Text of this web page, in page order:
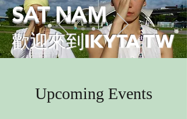
SAT NAM
歡迎來到IKYTA TW
Upcoming Events